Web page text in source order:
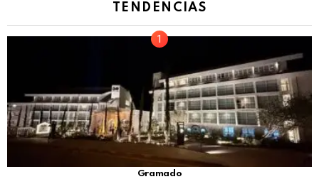
TENDÊNCIAS
Gramado